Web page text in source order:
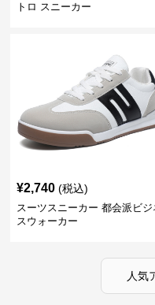
トロ スニーカー
¥2,740 (税込)
スーツスニーカー 都会派ビジ
スウォーカー
人気